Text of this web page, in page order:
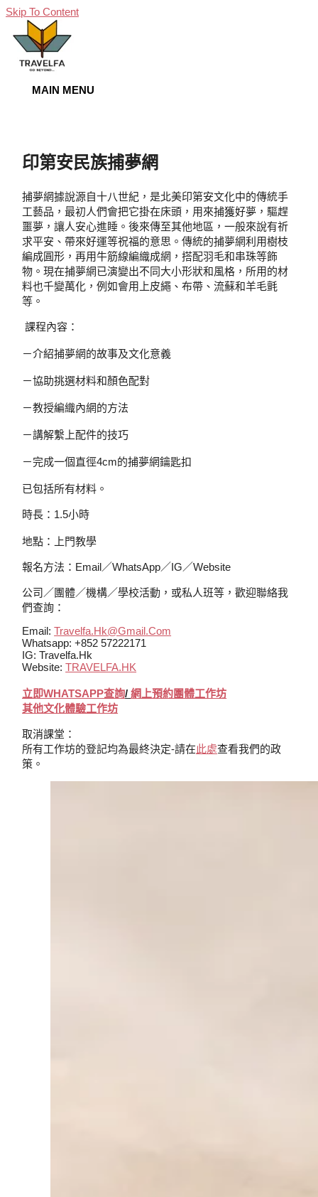
Skip To Content
MAIN MENU
印第安民族捕夢網
捕夢網據說源自十八世紀，是北美印第安文化中的傳統手
工藝品，最初人們會把它掛在床頭，用來捕獲好夢，驅趕
噩夢，讓人安心進睡。後來傳至其他地區，一般來說有祈
求平安、帶來好運等祝福的意思。傳統的捕夢網利用樹枝
編成圓形，再用牛筋線編織成網，搭配羽毛和串珠等飾
物。現在捕夢網已演變出不同大小形狀和風格，所用的材
料也千變萬化，例如會用上皮繩、布帶、流蘇和羊毛氈
等。
課程內容：
－介紹捕夢網的故事及文化意義
－協助挑選材料和顏色配對
－教授編織內網的方法
－講解繫上配件的技巧
－完成一個直徑4cm的捕夢網鑰匙扣
已包括所有材料。
時長：1.5小時
地點：上門教學
報名方法：Email／WhatsApp／IG／Website
公司／團體／機構／學校活動，或私人班等，歡迎聯絡我
們查詢：
Email:Travelfa.hk@gmail.com
Whatsapp: +852 57222171
IG: Travelfa.hk
Website:TRAVELFA.HK
立即WHATSAPP查詢/網上預約團體工作坊
其他文化體驗工作坊
取消課堂：
所有工作坊的登記均為最終決定-請在此處查看我們的政
策。